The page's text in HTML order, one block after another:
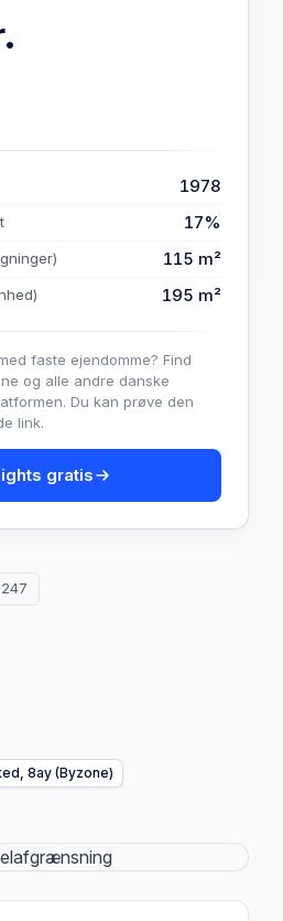
8ay (Byzone)
1978
17%
115 m²
195 m²
faste ejendomme? Find
og alle andre danske
Du kan prøve den
link.
gratis